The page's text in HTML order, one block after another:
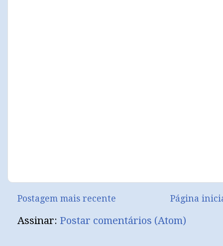
Postagem mais recente Página
Assinar: Postar comentários (Atom)